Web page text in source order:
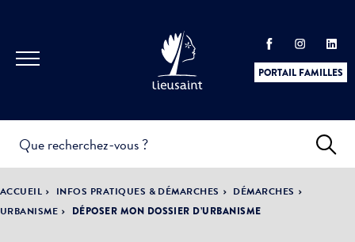
PORTAIL FAMILLES
PRATIQUES &
DÉMARCHES
ACTUALITÉS &
ÉVÈNEMENTS
ACCUEIL INFOS PRATIQUES & DÉMARCHES
DÉMARCHES
URBANISME
DÉPOSER MON DOSSIER D’URBANISME